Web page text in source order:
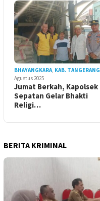
BHAYANGKARA KAB. TANGERANG
Agustus 2025
Jumat Berkah, Kapolsek
Sepatan Gelar Bhakti
Religi…
BERITA KRIMINAL